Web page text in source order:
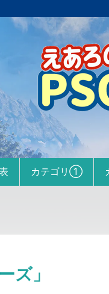
カテゴリ①
ズ」